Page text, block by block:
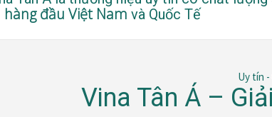
hàng đầu Việt Nam và Quốc Tế
Uy tín
Vina Tân Á –